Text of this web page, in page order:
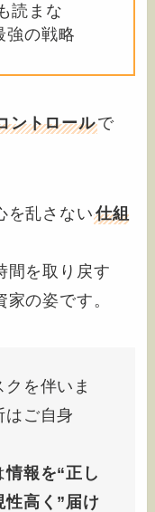
読まな
強の戦略
ントロールで
を乱さない仕組
間を取り戻す
の姿です。
を伴いま
はご自身
情報を“正し
性高く”届け